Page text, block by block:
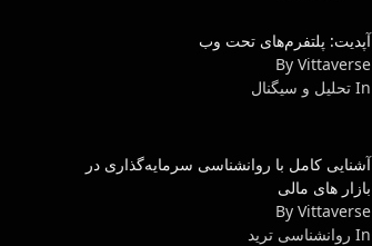
آپدیت: پلتفرم‌های تحت وب
By Vittaverse
In تحلیل و سیگنال
آشنایی کامل با روانشناسی سرمایه‌گذاری در
بازار های مالی
By Vittaverse
In روانشناسى ترید